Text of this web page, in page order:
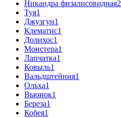
Никандра физалисовидная2
Туя1
Джузгун1
Клематис1
Долихос1
Монстера1
Лапчатка1
Ковыль1
Вальдштейния1
Ольха1
Вьюнок1
Береза1
Кобея1